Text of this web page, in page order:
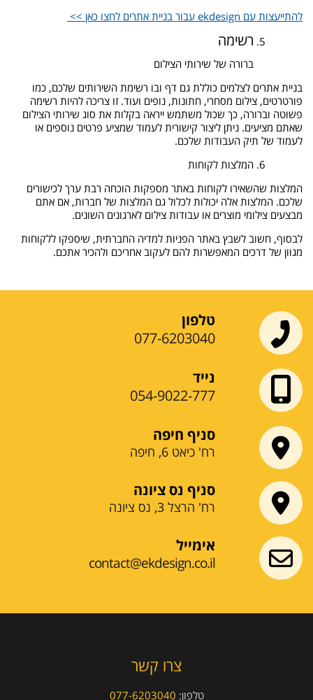
להתייעצות עם ekdesign עבור בניית אתרים לחצו כאן >>
רשימה
ברורה של שירותי הצילום
בניית אתרים לצלמים כוללת גם דף ובו רשימת השירותים שלכם, כמו
פורטרטים, צילום מסחרי, חתונות, נופים ועוד. זו צריכה להיות רשימה
פשוטה וברורה, כך שכול משתמש ייראה בקלות את סוג שירותי הצילום
שאתם מציעים. ניתן ליצור קישורית לעמוד שמציע פרטים נוספים או
לעמוד של תיק העבודות שלכם.
המלצות לקוחות
המלצות שהשאירו לקוחות באתר מספקות הוכחה רבת ערך לכישורים
שלכם. המלצות אלה יכולות לכלול גם המלצות של חברות, אם אתם
מבצעים צילומי מוצרים או עבודות צילום לארגונים השונים.
לבסוף, חשוב לשבץ באתר הפניות למדיה החברתית, שיספקו ללקוחות
מגוון של דרכים המאפשרות להם לעקוב אחריכם ולהכיר אתכם.
טלפון
077-6203040
נייד
054-9022-777
סניף חיפה
רח' כיאט 6, חיפה
סניף נס ציונה
רח' הרצל 3, נס ציונה
אימייל
contact@ekdesign.co.il
צרו קשר
טלפון: 077-6203040